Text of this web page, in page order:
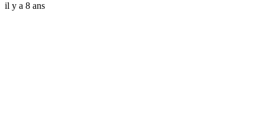
il y a 8 ans